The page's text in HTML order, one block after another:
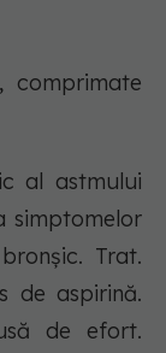
comprimate
al astmului
simptomelor
Trat.
de aspirină.
de efort.